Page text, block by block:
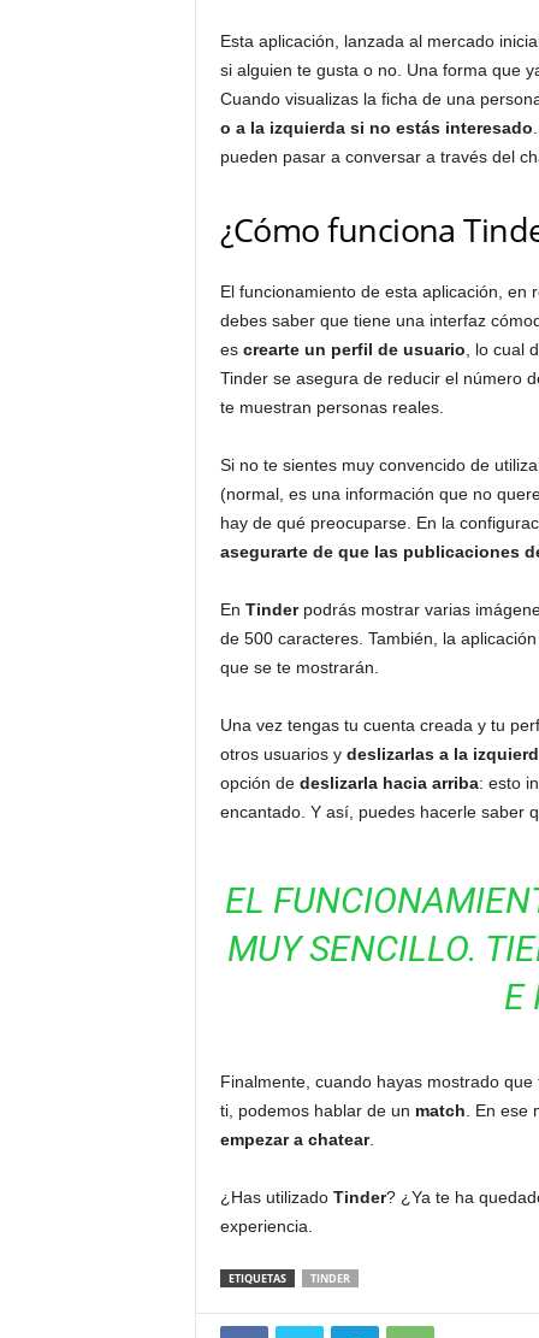
Esta aplicación, lanzada al mercado
si alguien te gusta o no. Una forma que
Cuando visualizas la ficha de una
o a la izquierda si no estás interesado
pueden pasar a conversar a través del
¿Cómo funciona
El funcionamiento de esta aplicación, en
debes saber que tiene una interfaz
es crearte un perfil de usuario, lo cual
Tinder se asegura de reducir el número
te muestran personas reales.
Si no te sientes muy convencido de
(normal, es una información que no
hay de qué preocuparse. En la
asegurarte de que las publicaciones
En Tinderpodrás mostrar varias
de 500 caracteres. También, la
que se te mostrarán.
Una vez tengas tu cuenta creada y tu
otros usuarios y deslizarlas a la
opción de deslizarla hacia arriba: esto
encantado. Y así, puedes hacerle saber
EL
MUY SENCILLO.
E
Finalmente, cuando hayas mostrado
ti, podemos hablar de un match. En ese
empezar a chatear.
¿Has utilizado Tinder? ¿Ya te ha
experiencia.
ETIQUETAS TINDER